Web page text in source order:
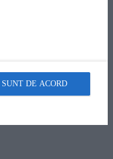
SUNT DE ACORD